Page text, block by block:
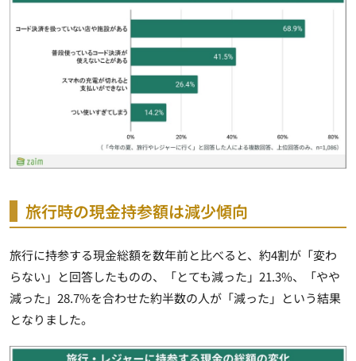
旅行時の現金持参額は減少傾向
旅行に持参する現金総額を数年前と比べると、約4割が「変わ
らない」と回答したものの、「とても減った」21.3%、「やや
減った」28.7%を合わせた約半数の人が「減った」という結果
となりました。